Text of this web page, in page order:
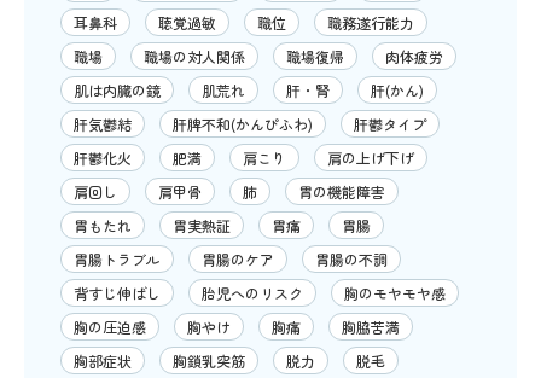
耳鼻科
聴覚過敏 職位
職務遂行能力
職場
職場の対人関係 職場復帰
肉体疲労
肌は内臓の鏡
肌荒れ 肝・腎
肝(かん)
肝気鬱結
肝脾不和(かんぴふわ)
肝鬱タイプ
肝鬱化火
肥満 肩こり
肩の上げ下げ
肩回し
肩甲骨 肺
胃の機能障害
胃もたれ
胃実熱証 胃痛
胃腸
胃腸トラブル
胃腸のケア
胃腸の不調
背すじ伸ばし
胎児へのリスク
胸のモヤモヤ感
胸の圧迫感
胸やけ 胸痛
胸脇苦満
胸部症状
胸鎖乳突筋 脱力
脱毛